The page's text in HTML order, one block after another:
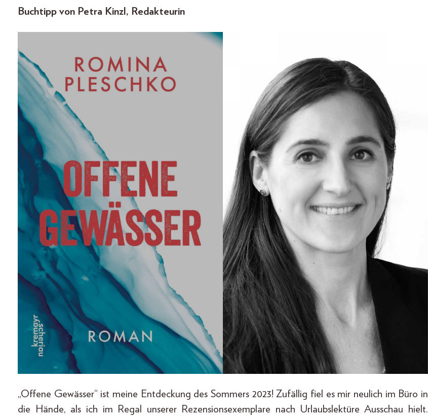
Buchtipp von Petra Kinzl, Redakteurin
„Offene Gewässer“ ist meine Entdeckung des Sommers 2023! Zufällig fiel es mir neulich im Büro in
die Hände, als ich im Regal unserer Rezensionsexemplare nach Urlaubslektüre Ausschau hielt.